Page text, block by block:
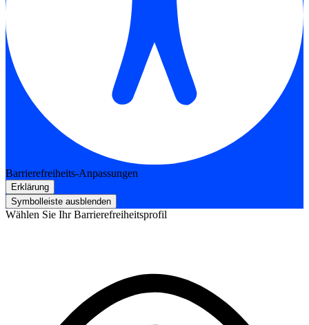
Barrierefreiheits-Anpassungen
Erklärung
Symbolleiste ausblenden
Wählen Sie Ihr Barrierefreiheitsprofil